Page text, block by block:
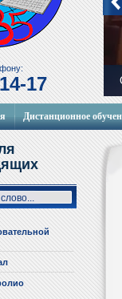
17
Дистанционное